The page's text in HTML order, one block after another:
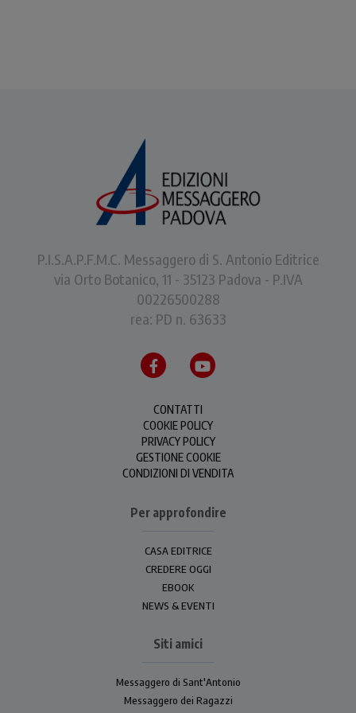
P.I.S.A.P.F.M.C. Messaggero di S. Antonio Editrice
via Orto Botanico, 11 - 35123 Padova - P.IVA
00226500288
rea: PD n. 63633
CONTATTI
COOKIE POLICY
PRIVACY POLICY
GESTIONE COOKIE
CONDIZIONI DI VENDITA
Per approfondire
CASA EDITRICE
CREDERE OGGI
EBOOK
NEWS & EVENTI
Siti amici
Messaggero di Sant'Antonio
Messaggero dei Ragazzi